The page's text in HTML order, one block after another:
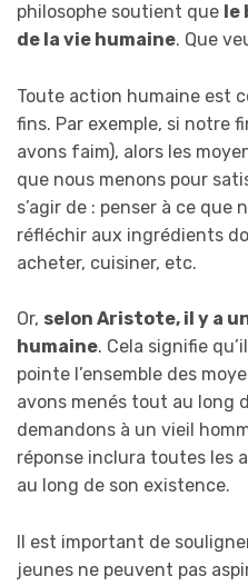
philosophe soutient que
de la vie humaine. Que
Toute action humaine est
fins. Par exemple, si notre
avons faim), alors les
que nous menons pour
s’agir de : penser à ce que
réfléchir aux ingrédients
acheter, cuisiner, etc.
Or, selon Aristote, il y a
humaine. Cela signifie
pointe l’ensemble des
avons menés tout au long
demandons à un vieil
réponse inclura toutes les
au long de son existence.
Il est important de
jeunes ne peuvent pas